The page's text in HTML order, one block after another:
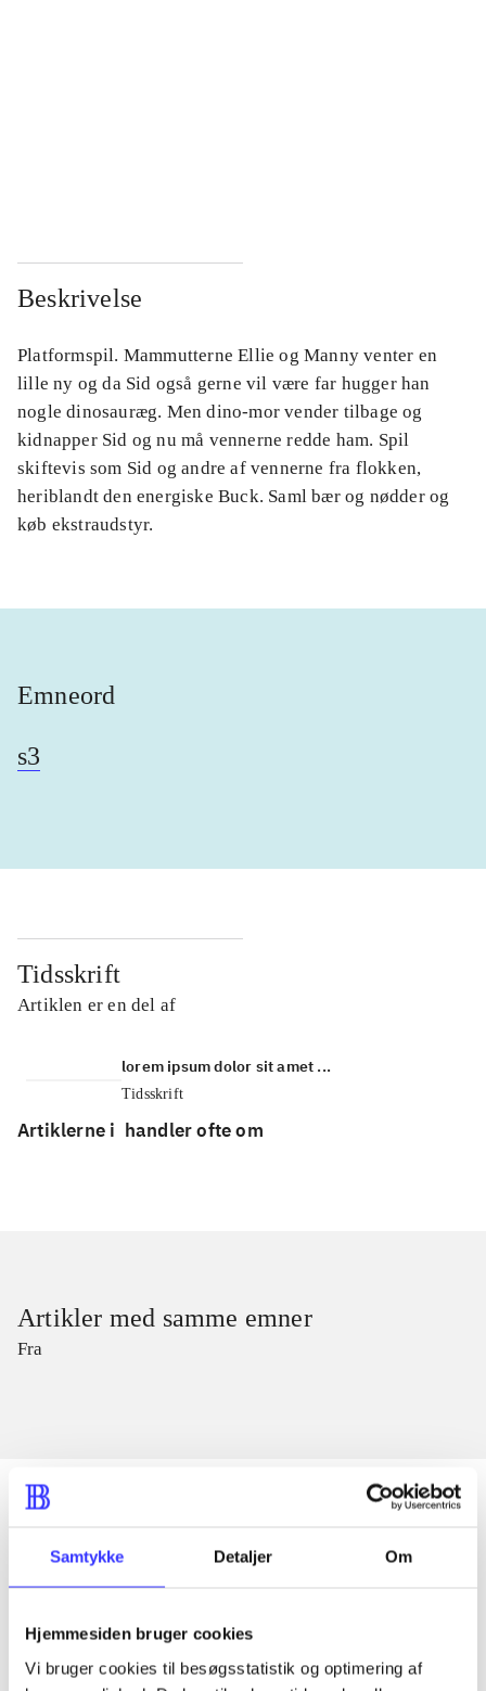
Samtykke Detaljer Om
Hjemmesiden bruger cookies
Vi bruger cookies til besøgsstatistik og optimering af
Beskrivelse
Platformspil. Mammutterne Ellie og Manny venter en
lille ny og da Sid også gerne vil være far hugger han
nogle dinosauræg. Men dino-mor vender tilbage og
kidnapper Sid og nu må vennerne redde ham. Spil
skiftevis som Sid og andre af vennerne fra flokken,
heriblandt den energiske Buck. Saml bær og nødder og
køb ekstraudstyr.
Emneord
s3
Tidsskrift
Artiklen er en del af
lorem ipsum dolor sit amet ...
Tidsskrift
Artiklerne i handler ofte om
Artikler med samme emner
Fra
Artikler